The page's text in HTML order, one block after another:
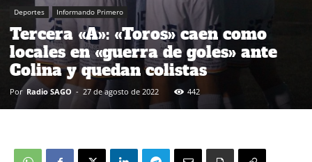
Deportes Informando Primero
Tercera «A»: «Toros» caen como
locales en «guerra de goles» ante
Colina y quedan colistas
Por Radio SAGO - 27 de agosto de 2022 442